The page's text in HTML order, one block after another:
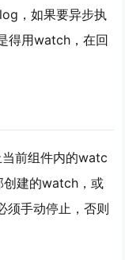
，如果要异步执
得用watch，在回
前组件内的watc
创建的watch，或
须手动停止，否则